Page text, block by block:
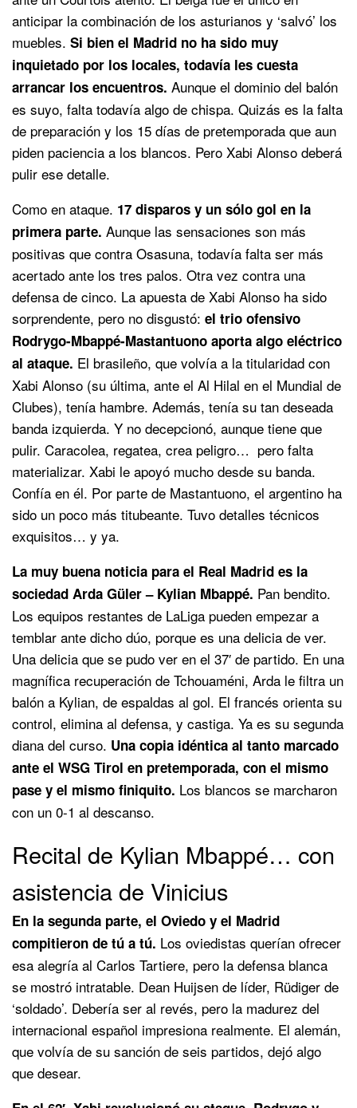
anticipar la combinación de los asturianos y ‘salvó’ los
muebles. Si bien el Madrid no ha sido muy
inquietado por los locales, todavía les cuesta
arrancar los encuentros. Aunque el dominio del balón
es suyo, falta todavía algo de chispa. Quizás es la falta
de preparación y los 15 días de pretemporada que aun
piden paciencia a los blancos. Pero Xabi Alonso deberá
pulir ese detalle.
Como en ataque. 17 disparos y un sólo gol en la
primera parte. Aunque las sensaciones son más
positivas que contra Osasuna, todavía falta ser más
acertado ante los tres palos. Otra vez contra una
defensa de cinco. La apuesta de Xabi Alonso ha sido
sorprendente, pero no disgustó: el trio ofensivo
Rodrygo-Mbappé-Mastantuono aporta algo eléctrico
al ataque. El brasileño, que volvía a la titularidad con
Xabi Alonso (su última, ante el Al Hilal en el Mundial de
Clubes), tenía hambre. Además, tenía su tan deseada
banda izquierda. Y no decepcionó, aunque tiene que
pulir. Caracolea, regatea, crea peligro… pero falta
materializar. Xabi le apoyó mucho desde su banda.
Confía en él. Por parte de Mastantuono, el argentino ha
sido un poco más titubeante. Tuvo detalles técnicos
exquisitos… y ya.
La muy buena noticia para el Real Madrid es la
sociedad Arda Güler – Kylian Mbappé. Pan bendito.
Los equipos restantes de LaLiga pueden empezar a
temblar ante dicho dúo, porque es una delicia de ver.
Una delicia que se pudo ver en el 37′ de partido. En una
magnífica recuperación de Tchouaméni, Arda le filtra un
balón a Kylian, de espaldas al gol. El francés orienta su
control, elimina al defensa, y castiga. Ya es su segunda
diana del curso. Una copia idéntica al tanto marcado
ante el WSG Tirol en pretemporada, con el mismo
pase y el mismo finiquito. Los blancos se marcharon
con un 0-1 al descanso.
Recital de Kylian Mbappé… con
asistencia de Vinicius
En la segunda parte, el Oviedo y el Madrid
compitieron de tú a tú. Los oviedistas querían ofrecer
esa alegría al Carlos Tartiere, pero la defensa blanca
se mostró intratable. Dean Huijsen de líder, Rüdiger de
‘soldado’. Debería ser al revés, pero la madurez del
internacional español impresiona realmente. El alemán,
que volvía de su sanción de seis partidos, dejó algo
que desear.